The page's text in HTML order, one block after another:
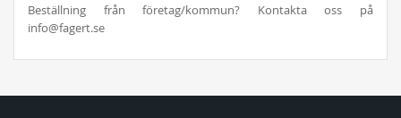
Beställning från företag/kommun? Kontakta oss på
info@fagert.se